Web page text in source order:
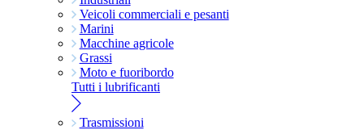
Veicoli commerciali e pesanti
Marini
Macchine agricole
Grassi
Moto e fuoribordo
Tutti i lubrificanti
Trasmissioni